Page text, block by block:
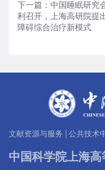
下一篇： 中国睡眠研究
利召开，上海高研院提
障碍综合治疗新模式
文献资源与服务 公共技术
中国科学院上海